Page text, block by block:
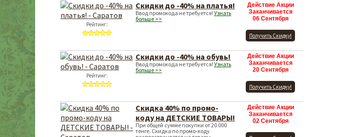
Рейтинг:
Скидки до -40% на платья!
Ввод промокода не требуется! Узнать
больше >>
Действие Акции
Заканчивается
06 Сентября
Получить Скидку!
Рейтинг:
Скидки до -40% на обувь!
Ввод промокода не требуется! Узнать
больше >>
Действие Акции
Заканчивается
20 Сентября
Получить Скидку!
Скидка 40% по промо-
коду на ДЕТСКИЕ ТОВАРЫ!
При общей сумме покупки от 20 000
тенге. Скидка по промо-коду
Действие Акции
Заканчивается
02 Сентября